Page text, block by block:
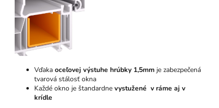
Vďaka oceľovej výstuhe hrúbky 1,5mm je zabezpečená
tvarová stálosť okna
Každé okno je štandardne vystužené v ráme aj v
krídle